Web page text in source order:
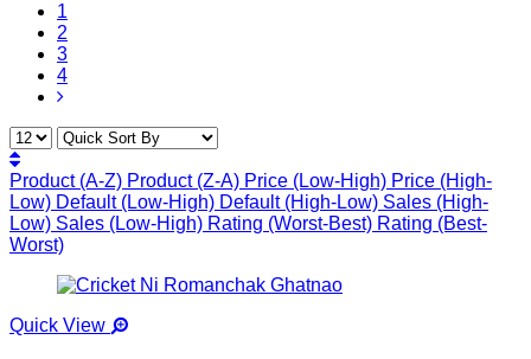
1
2
3
4
Product (A-Z) Product (Z-A) Price (Low-High) Price (High-
Low) Default (Low-High) Default (High-Low) Sales (High-
Low) Sales (Low-High) Rating (Worst-Best) Rating (Best-
Worst)
Quick View